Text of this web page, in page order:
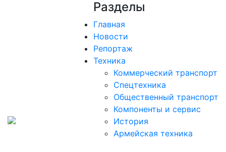
Разделы
Главная
Новости
Репортаж
Техника
Коммерческий транспорт
Спецтехника
Общественный транспорт
Компоненты и сервис
История
Армейская техника